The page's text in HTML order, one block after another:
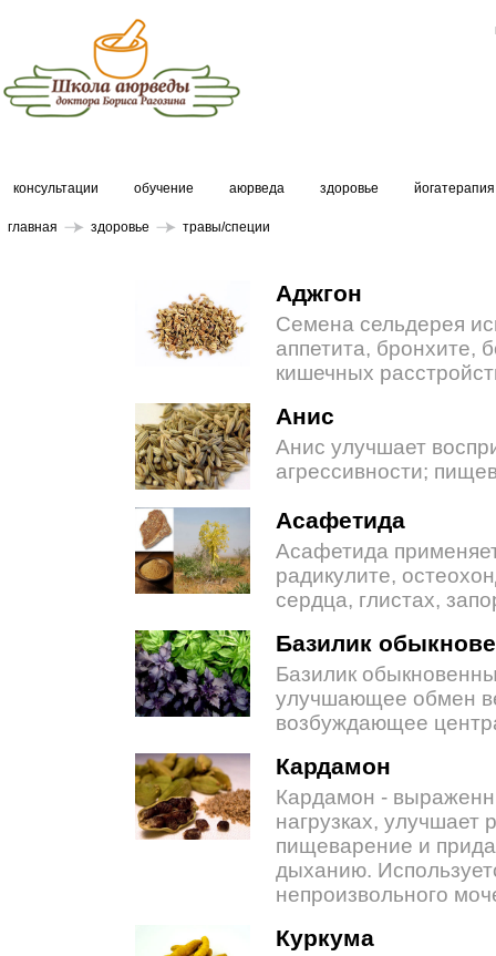
консультации обучение аюрведа здоровье йогатерапия
главная здоровье травы/специи
Аджгон
Семена сельдерея
аппетита, бронхите,
кишечных
Анис
Анис улучшает
агрессивности;
Асафетида
Асафетида
радикулите,
сердца, глистах,
Базилик
Базилик
улучшающее обмен
возбуждающее
Кардамон
Кардамон -
нагрузках,
пищеварение и
дыханию.
непроизвольного
Куркума